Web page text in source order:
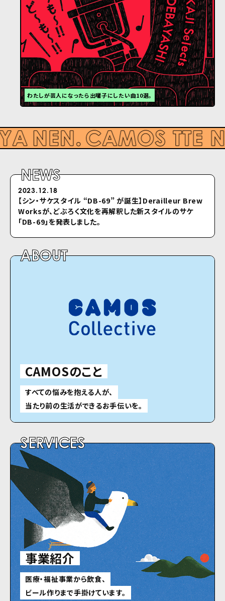
わたしが芸人になったら出囃子にしたい曲10選。
NEWS
2023.12.18
【シン・サケスタイル “DB-69” が誕⽣】Derailleur Brew
Worksが、どぶろく⽂化を再解釈した新スタイルのサケ
「DB-69」を発表しました。
2022.04.26
シクロのホームページをリニューアルしました
ABOUT
CAMOSのこと
すべての悩みを抱える人が、
当たり前の生活ができるお手伝いを。
SERVICES
事業紹介
医療・福祉事業から飲食、
ビール作りまで手掛けています。